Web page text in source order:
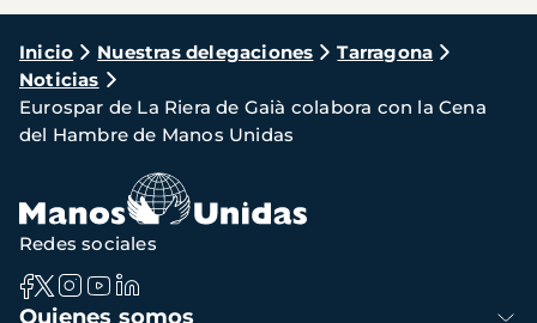
Ruta
de
navegación
Inicio Nuestras delegaciones
Tarragona
Noticias
Eurospar de La Riera de Gaià colabora con la Cena
del Hambre de Manos Unidas
Navegación
Quienes somos
Redes sociales